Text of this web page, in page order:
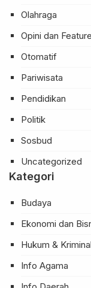
Olahraga
Opini dan Feature
Otomatif
Pariwisata
Pendidikan
Politik
Sosbud
Uncategorized
Kategori
Budaya
Ekonomi dan
Hukum & Kriminal
Info Agama